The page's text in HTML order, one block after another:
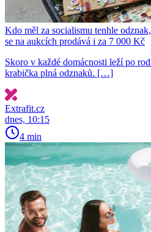
Kdo měl za socialismu tenhle
se na aukcích prodává i za 7 000 Kč
Skoro v každé domácnosti leží po
krabička plná odznaků. […]
Extrafit.cz
dnes, 10:15
4 min